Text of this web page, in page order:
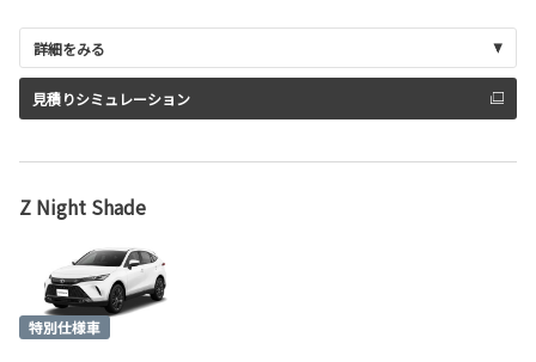
詳細をみる
見積りシミュレーション
Z Night Shade